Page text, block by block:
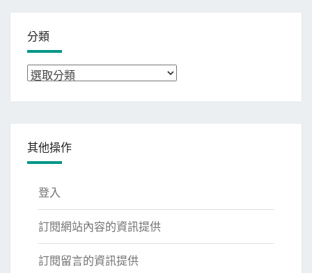
分類
分
其他操作
登入
訂閱網站內容的資訊提供
訂閱留言的資訊提供